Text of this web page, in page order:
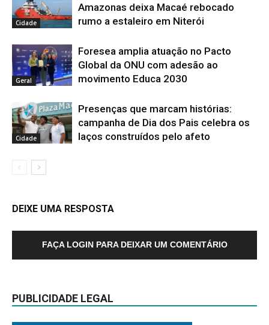
Cidade
Amazonas deixa Macaé rebocado
rumo a estaleiro em Niterói
Geral
Foresea amplia atuação no Pacto
Global da ONU com adesão ao
movimento Educa 2030
Cidade
Presenças que marcam histórias:
campanha de Dia dos Pais celebra os
laços construídos pelo afeto
DEIXE UMA RESPOSTA
FAÇA LOGIN PARA DEIXAR UM COMENTÁRIO
PUBLICIDADE LEGAL